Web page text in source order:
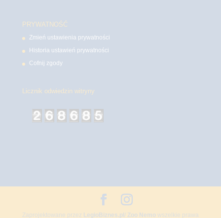
PRYWATNOŚĆ
Zmień ustawienia prywatności
Historia ustawień prywatności
Cofnij zgody
Licznik odwiedzin witryny
Zaprojektowane przez LegioBiznes.pl / Zoo Nemowszelkie prawa